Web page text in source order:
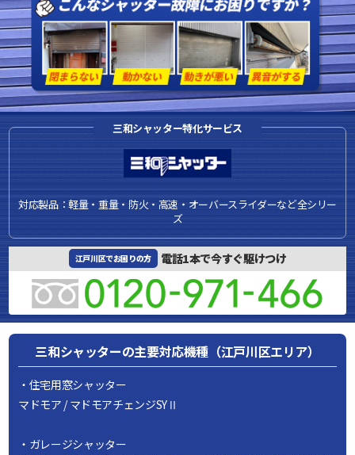
三和シャッター特化サービス
対応製品：軽量・重量・防火・高速・オーバースライダーなど全シリー
ズ
江戸川区でお困りの方 電話1本で今すぐ駆けつけ
三和シャッターの主要対応機種（江戸川区エリア）
・住宅用窓シャッター
マドモア / マドモアチェンジSYⅡ
・ガレージシャッター